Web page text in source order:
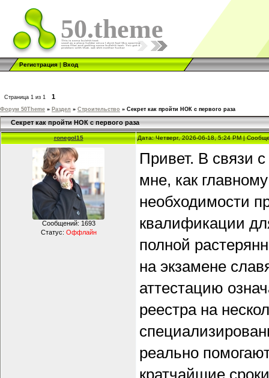
50.theme
Регистрация|Вход
Страница 1 из 1 1
Форум 50Theme » Раздел » Строительство » Секрет как пройти НОК с первого раза
Секрет как пройти НОК с первого раза
ronegol15 Дата: Четверг, 2026-06-18, 5:24 PM |
Сообщений: 1693
Статус: Оффлайн
Привет. В связи
мне, как
необходимости
квалификации
полной
на экзамене
аттестацию
реестра на
реально
кратчайшие